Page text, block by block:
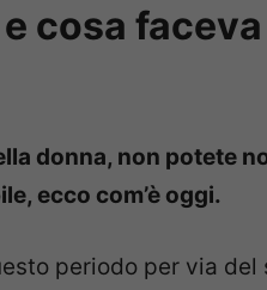
cosa
donna, non potete
ecco com’è oggi.
periodo per via del